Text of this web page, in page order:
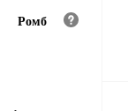
Ромб